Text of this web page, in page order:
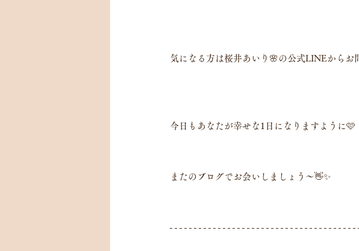
気になる方は桜井あいり🌸の公式LINEからお
今日もあなたが幸せな1日になりますように🩷
またのブログでお会いしましょう〜👋✨